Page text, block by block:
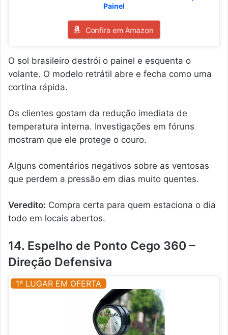
Painel
Confira em Amazon
O sol brasileiro destrói o painel e esquenta o
volante. O modelo retrátil abre e fecha como uma
cortina rápida.
Os clientes gostam da redução imediata de
temperatura interna. Investigações em fóruns
mostram que ele protege o couro.
Alguns comentários negativos sobre as ventosas
que perdem a pressão em dias muito quentes.
Veredito: Compra certa para quem estaciona o dia
todo em locais abertos.
14. Espelho de Ponto Cego 360 –
Direção Defensiva
1º LUGAR EM OFERTA